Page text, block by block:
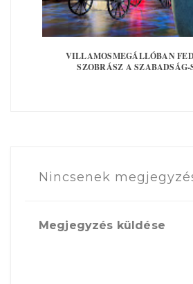
VILLAMOSMEGÁLLÓBAN
SZOBRÁSZ A SZABADSÁG-
Nincsenek
Megjegyzés küldése